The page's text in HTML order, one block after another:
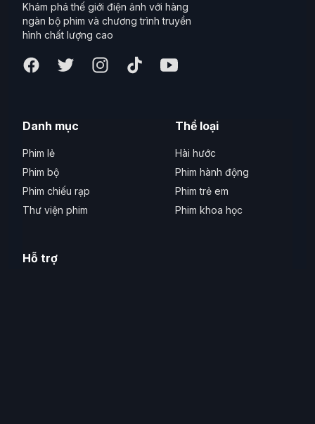
Khám phá thế giới điện ảnh với hàng
ngàn bộ phim và chương trình truyền
hình chất lượng cao
Danh mục
Phim lẻ
Phim bộ
Phim chiếu rạp
Thư viện phim
Thể loại
Hài hước
Phim hành động
Phim trẻ em
Phim khoa học
Hỗ trợ